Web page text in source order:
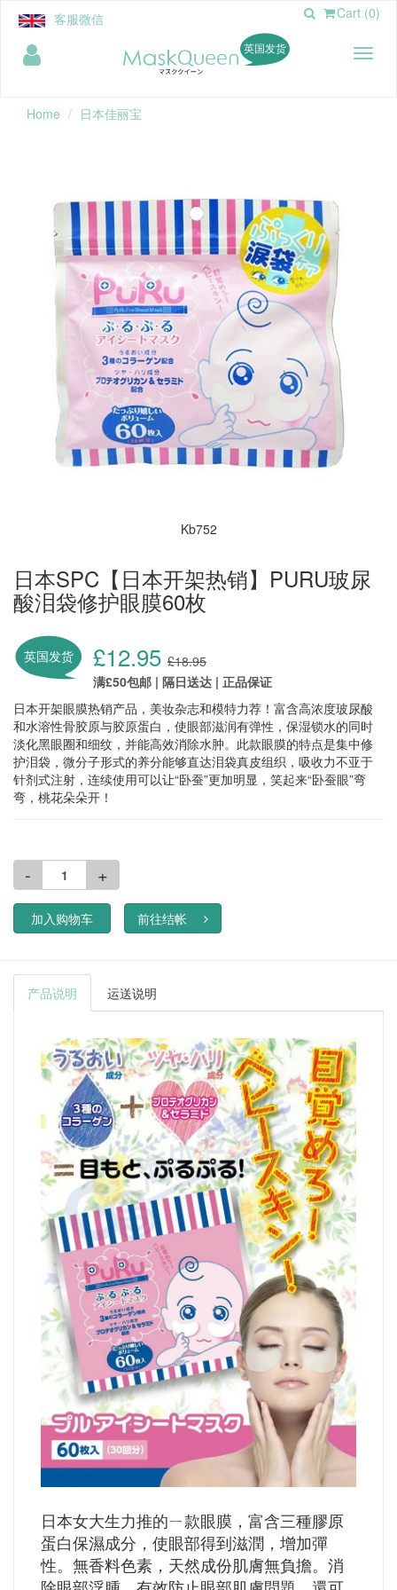
客服微信 Cart (0)
英国发货
Home 日本佳丽宝
Kb752
日本SPC【日本开架热销】PURU玻尿
酸泪袋修护眼膜60枚
英国发货 £12.95 £18.95
满£50包邮 | 隔日送达 | 正品保证
日本开架眼膜热销产品，美妆杂志和模特力荐！富含高浓度玻尿酸
和水溶性骨胶原与胶原蛋白，使眼部滋润有弹性，保湿锁水的同时
淡化黑眼圈和细纹，并能高效消除水肿。此款眼膜的特点是集中修
护泪袋，微分子形式的养分能够直达泪袋真皮组织，吸收力不亚于
针剂式注射，连续使用可以让“卧蚕”更加明显，笑起来“卧蚕眼”弯
弯，桃花朵朵开！
- +
加入购物车 前往结帐
产品说明 运送说明
日本女大生力推的ㄧ款眼膜，富含三種膠原
蛋白保濕成分，使眼部得到滋潤，增加彈
性。無香料色素，天然成份肌膚無負擔。消